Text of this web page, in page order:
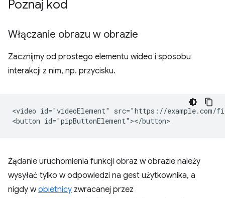
Poznaj kod
Włączanie obrazu w obrazie
Zacznijmy od prostego elementu wideo i sposobu
interakcji z nim, np. przycisku.
<video id="videoElement" src="https://example.com/
Żądanie uruchomienia funkcji obraz w obrazie należy
wysyłać tylko w odpowiedzi na gest użytkownika, a
nigdy wobietnicy zwracanej przez